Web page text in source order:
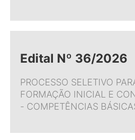
Edital Nº 36/2026
PROCESSO SELETIVO
FORMAÇÃO INICIAL E
- COMPETÊNCIAS